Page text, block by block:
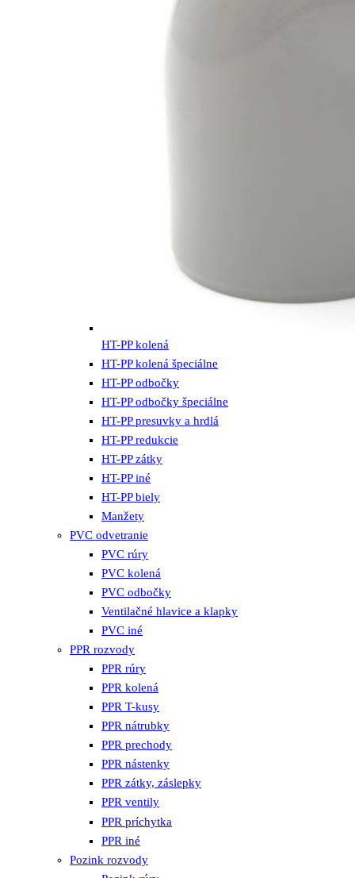
HT-PP kolená
HT-PP kolená špeciálne
HT-PP odbočky
HT-PP odbočky špeciálne
HT-PP presuvky a hrdlá
HT-PP redukcie
HT-PP zátky
HT-PP iné
HT-PP biely
Manžety
PVC odvetranie
PVC rúry
PVC kolená
PVC odbočky
Ventilačné hlavice a klapky
PVC iné
PPR rozvody
PPR rúry
PPR kolená
PPR T-kusy
PPR nátrubky
PPR prechody
PPR nástenky
PPR zátky, záslepky
PPR ventily
PPR príchytka
PPR iné
Pozink rozvody